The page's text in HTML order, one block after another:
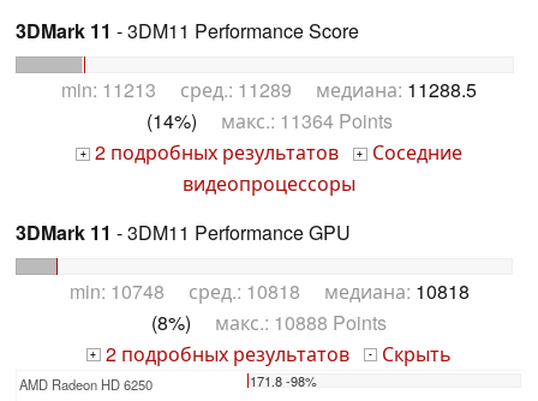
3DMark 11 - 3DM11 Performance Score
min: 11213 сред.: 11289 медиана: 11288.5
(14%) макс.: 11364 Points
+ 2 подробных результатов + Соседние
видеопроцессоры
3DMark 11 - 3DM11 Performance GPU
min: 10748 сред.: 10818 медиана: 10818
(8%) макс.: 10888 Points
+ 2 подробных результатов - Скрыть
AMD Radeon HD 6250 171.8 -98%